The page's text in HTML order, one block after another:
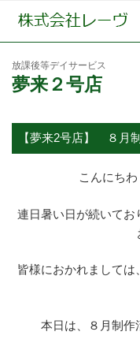
放課後等デイサービス
夢来２号店
【夢来2号店】 ８月
こんにち
連日暑い日が続いてお
皆様におかれまして
本日は、８月制作